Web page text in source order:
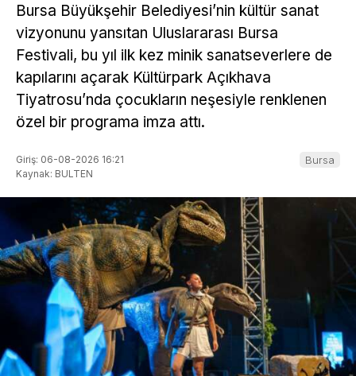
Bursa Büyükşehir Belediyesi’nin kültür sanat
vizyonunu yansıtan Uluslararası Bursa
Festivali, bu yıl ilk kez minik sanatseverlere de
kapılarını açarak Kültürpark Açıkhava
Tiyatrosu’nda çocukların neşesiyle renklenen
özel bir programa imza attı.
Giriş: 06-08-2026 16:21
Kaynak: BULTEN
Bursa